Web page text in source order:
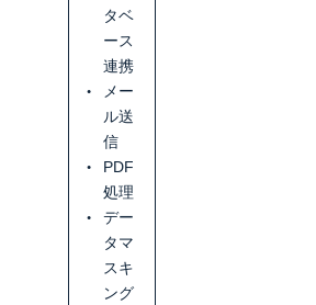
タベ
ース
連携
メー
ル送
信
PDF
処理
デー
タマ
スキ
ング